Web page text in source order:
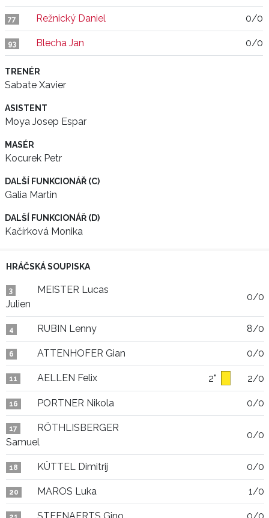
77 Režnický Daniel 0/0
93 Blecha Jan 0/0
TRENÉR
Sabate Xavier
ASISTENT
Moya Josep Espar
MASÉR
Kocurek Petr
DALŠÍ FUNKCIONÁŘ (C)
Galia Martin
DALŠÍ FUNKCIONÁŘ (D)
Kačírková Monika
HRÁČSKÁ SOUPISKA
3
MEISTER Lucas
Julien
0/0
4 RUBIN Lenny 8/0
6 ATTENHOFER Gian 0/0
11 AELLEN Felix 2" 2/0
16 PORTNER Nikola 0/0
17
RÖTHLISBERGER
Samuel
0/0
18 KÜTTEL Dimitrij 0/0
20 MAROS Luka 1/0